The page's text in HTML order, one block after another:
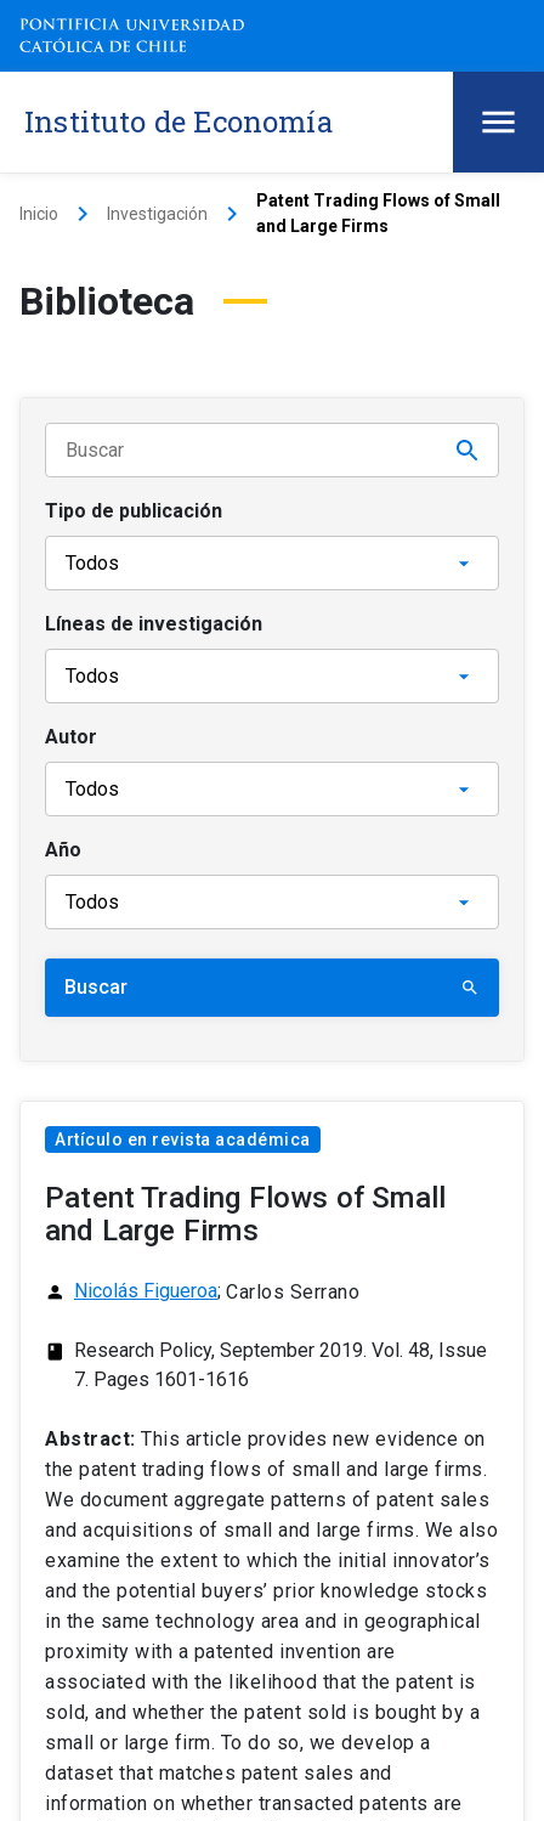
Instituto de Economía
Inicio keyboard_arrow_right Investigación keyboard_arrow_right
Patent Trading Flows of Small
and Large Firms
Biblioteca
Tipo de publicación
Líneas de investigación
Autor
Año
Buscar search
Artículo en revista académica
Patent Trading Flows of Small
and Large Firms
person Nicolás Figueroa; Carlos Serrano
class
Research Policy, September 2019. Vol. 48, Issue
7. Pages 1601-1616
Abstract: This article provides new evidence on
the patent trading flows of small and large firms.
We document aggregate patterns of patent sales
and acquisitions of small and large firms. We also
examine the extent to which the initial innovator’s
and the potential buyers’ prior knowledge stocks
in the same technology area and in geographical
proximity with a patented invention are
associated with the likelihood that the patent is
sold, and whether the patent sold is bought by a
small or large firm. To do so, we develop a
dataset that matches patent sales and
information on whether transacted patents are